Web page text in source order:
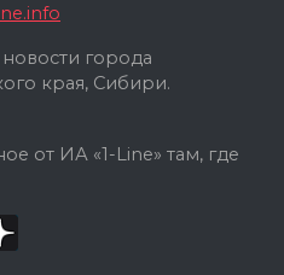
новости города
края, Сибири.
от ИА «1-Line» там, где